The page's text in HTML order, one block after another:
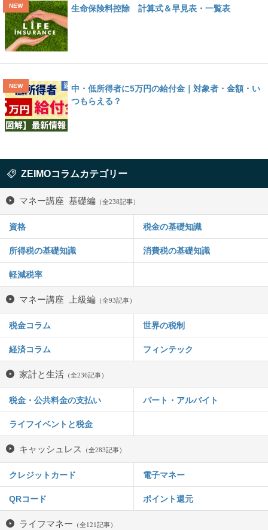
生命保険料控除 計算式＆早見表・一覧表
中・低所得者に5万円の給付金｜対象者・金額・い
つもらえる？
ZEIMOコラムカテゴリー
マネー講座 基礎編 （全238記事）
資格 税金の基礎知識
所得税の基礎知識 消費税の基礎知識
軽減税率
マネー講座 上級編 （全93記事）
税金コラム 世界の税制
経済コラム フィンテック
家計と生活 （全236記事）
税金・公共料金の支払い パート・アルバイト
ライフイベントと税金
キャッシュレス （全283記事）
クレジットカード 電子マネー
QRコード ポイント還元
ライフマネー （全121記事）